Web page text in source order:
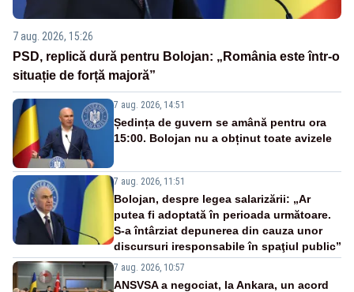
7 aug. 2026, 15:26
PSD, replică dură pentru Bolojan: „România este într-o
situație de forță majoră”
7 aug. 2026, 14:51
Ședința de guvern se amână pentru ora
15:00. Bolojan nu a obținut toate avizele
7 aug. 2026, 11:51
Bolojan, despre legea salarizării: „Ar
putea fi adoptată în perioada următoare.
S-a întârziat depunerea din cauza unor
discursuri iresponsabile în spaţiul public”
7 aug. 2026, 10:57
ANSVSA a negociat, la Ankara, un acord